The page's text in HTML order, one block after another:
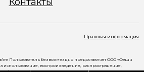
Правовая информация
Пользователь безвозмездно предоставляет ООО «Фэшн
использование, воспроизведение, распространение,